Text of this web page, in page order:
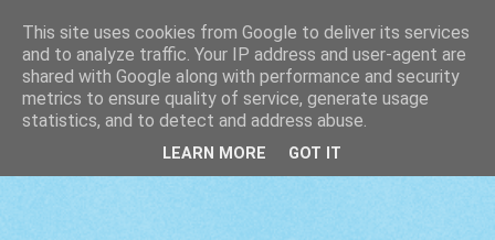
This site uses cookies from Google to deliver its services
and to analyze traffic. Your IP address and user-agent are
shared with Google along with performance and security
metrics to ensure quality of service, generate usage
statistics, and to detect and address abuse.
LEARN MORE GOT IT